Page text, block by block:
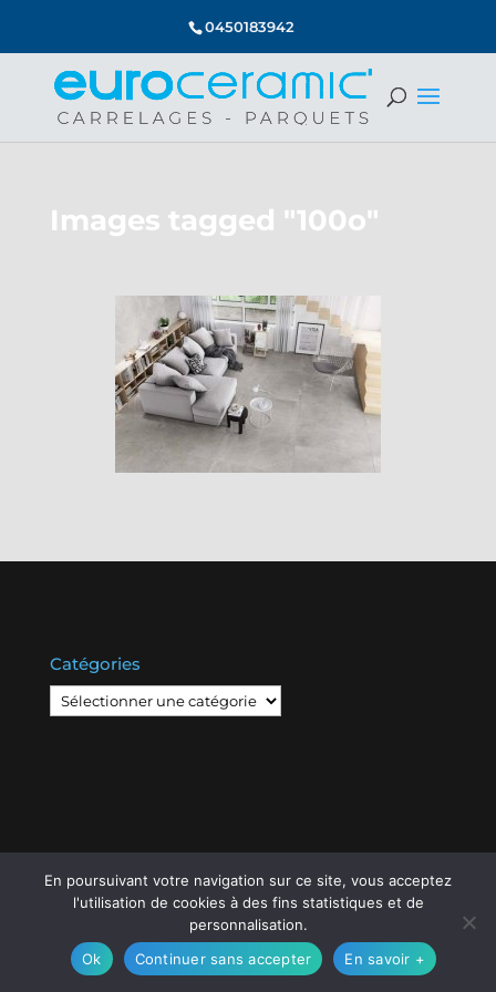
0450183942
Images tagged "100o"
Catégories
Catégories
© Copyright8082020 -Les Entreprises Locales-
Mentions Légales – RGPD – Protection de la vie
privée – Gestion des cookies
En poursuivant votre navigation sur ce site, vous acceptez
l'utilisation de cookies à des fins statistiques et de
personnalisation.
Ok
Continuer sans accepter En savoir +